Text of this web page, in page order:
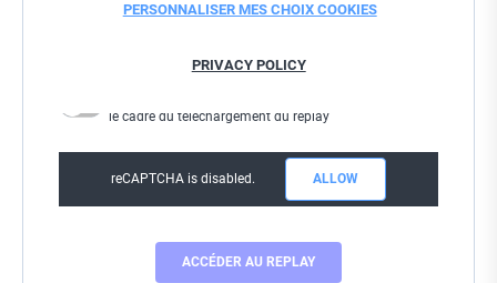
le cadre du téléchargement du replay
reCAPTCHA is disabled. ALLOW
PERSONNALISER MES CHOIX COOKIES
PRIVACY POLICY